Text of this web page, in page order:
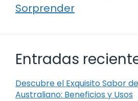
Sorprender
Entradas
Descubre el Exquisito Sabor
Australiano: Beneficios y Usos